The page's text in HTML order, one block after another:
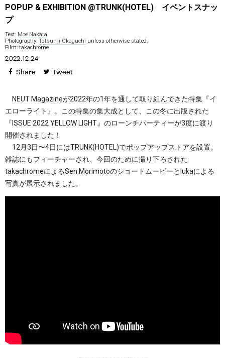
POPUP & EXHIBITION @TRUNK(HOTEL) イベントスナッ
プ
Text: Moe Nakata
Photography: Tatsumi Okaguchi unless otherwise stated.
Film: takachrome
2022.12.24
Share Tweet
NEUT Magazineが2022年の1年を通して取り組んできた特集『イ
エローライト』。この特集の集大成として、この冬に出版された
『ISSUE 2022 YELLOW LIGHT』のローンチパーティーが3度に渡り
開催されました！
12月3日〜4日にはTRUNK(HOTEL)でポップアップストアを設置。
雑誌にもフィーチャーされ、今回のために撮り下ろされた
takachromeによるSen Morimotoのショートムービーとlukaによる
写真が展示されました。